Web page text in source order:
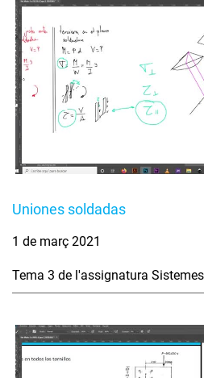
Uniones soldadas
1 de març 2021
Tema 3 de l'assignatura